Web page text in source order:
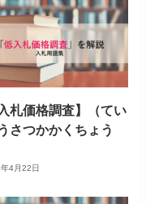
入札価格調査】（てい
さつかかくちょう
4月22日